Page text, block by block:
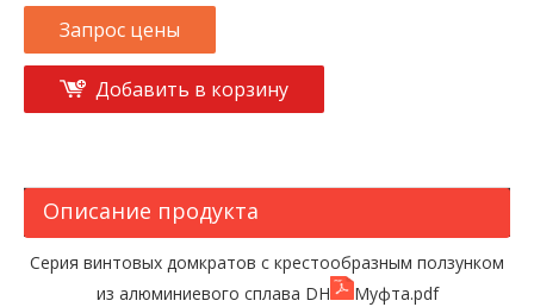
Запрос цены
Добавить в корзину
Описание продукта
Серия винтовых домкратов с крестообразным ползунком
из алюминиевого сплава DH
Муфта.pdf